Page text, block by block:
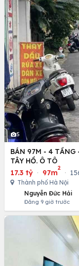
5
BÁN 97M - 4 TẦNG
TÂY HỒ. Ô TÔ
17.3 tỷ · 97m
2
·
Thành phố Hà Nội
Nguyễn Đức Hải
Đăng 9 giờ trước